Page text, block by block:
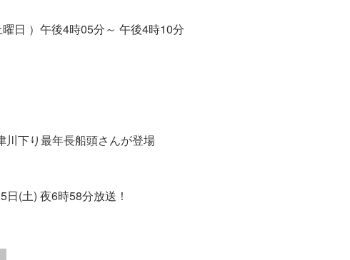
日 ）午後4時05分～ 午後4時10分
川下り最年長船頭さんが登場
日(土) 夜6時58分放送！